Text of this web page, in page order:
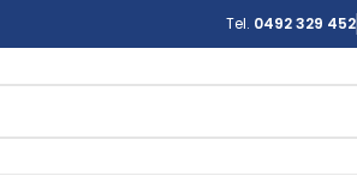
Tel. 0492 329 452